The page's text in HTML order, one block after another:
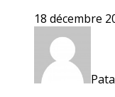
18 décembre